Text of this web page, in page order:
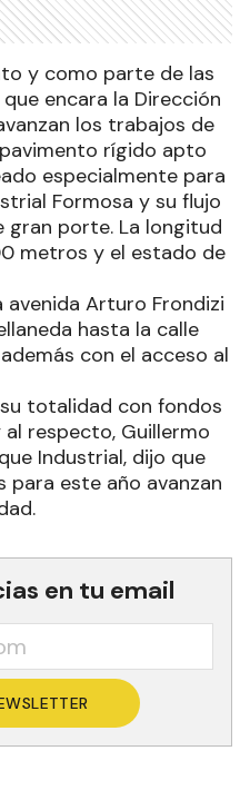
y como parte de las
encara la Dirección
los trabajos de
rígido apto
especialmente para
Formosa y su flujo
gran porte. La longitud
metros y el estado de
Arturo Frondizi
hasta la calle
con el acceso al
totalidad con fondos
respecto, Guillermo
Industrial, dijo que
para este año avanzan
en tu email